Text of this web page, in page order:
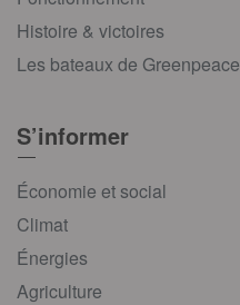
Histoire & victoires
Les bateaux de Greenpeace
S’informer
Économie et social
Climat
Énergies
Agriculture